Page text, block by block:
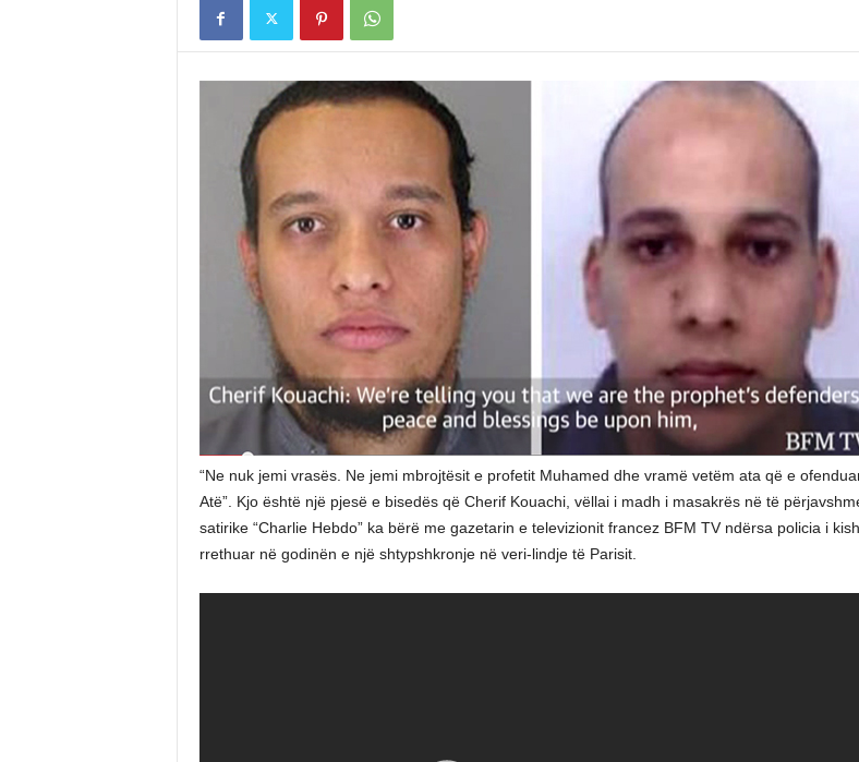
“Ne nuk jemi vrasës. Ne jemi mbrojtësit e profetit Muhamed dhe vramë vetëm ata që e
Atë”. Kjo është një pjesë e bisedës që Cherif Kouachi, vëllai i madh i masakrës në të
satirike “Charlie Hebdo” ka bërë me gazetarin e televizionit francez BFM TV ndërsa policia i
rrethuar në godinën e një shtypshkronje në veri-lindje të Parisit.